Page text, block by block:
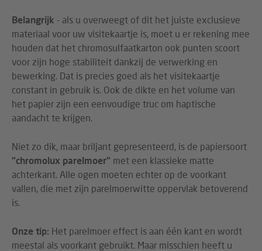
Belangrijk - als u overweegt of dit het juiste exclusieve
materiaal voor uw visitekaartje is, moet u er rekening mee
houden dat het chromosulfaatkarton ook punten scoort
voor zijn hoge stabiliteit dankzij de verwerking en
bewerking. Dat is precies goed als het visitekaartje
constant in gebruik is. Ook de dikte en het volume van
het papier zijn een eenvoudige truc om haptische
aandacht te krijgen.
Niet zo dik, maar briljant gepresenteerd, is de papiersoort
"chromolux parelmoer" met een klassieke matte
achterkant. Alle ogen moeten echter op de voorkant
vallen, die met zijn parelmoerwitte oppervlak betoverend
is.
Onze tip: Het parelmoer effect is aan één kant en wordt
meestal als voorkant gebruikt. Maar misschien heeft u